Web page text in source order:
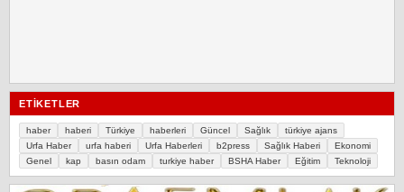
ETIKETLER
haber haberi Türkiye haberleri Güncel Sağlık
türkiye ajans
Urfa Haber
urfa haberi Urfa Haberleri b2press Sağlık Haberi
Ekonomi
Genel
kap basın odam turkiye haber BSHA Haber Eğitim Teknoloji